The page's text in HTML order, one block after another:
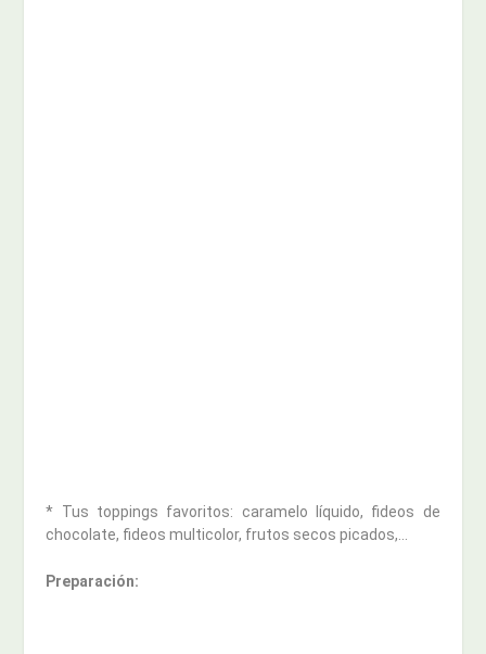
* Tus toppings favoritos: caramelo líquido, fideos de
chocolate, fideos multicolor, frutos secos picados,…
Preparación: